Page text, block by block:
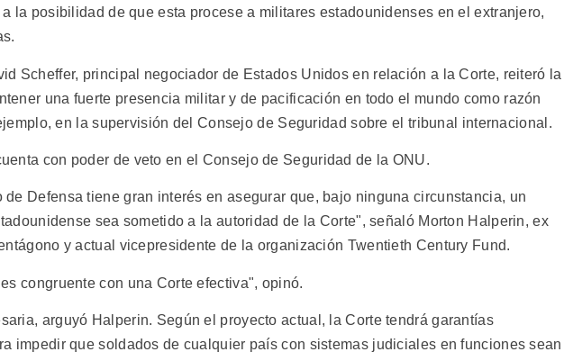
la posibilidad de que esta procese a militares estadounidenses en el extranjero,
Scheffer, principal negociador de Estados Unidos en relación a la Corte, reiteró la
una fuerte presencia militar y de pacificación en todo el mundo como razón
en la supervisión del Consejo de Seguridad sobre el tribunal internacional.
con poder de veto en el Consejo de Seguridad de la ONU.
de Defensa tiene gran interés en asegurar que, bajo ninguna circunstancia, un
sea sometido a la autoridad de la Corte", señaló Morton Halperin, ex
y actual vicepresidente de la organización Twentieth Century Fund.
congruente con una Corte efectiva", opinó.
arguyó Halperin. Según el proyecto actual, la Corte tendrá garantías
impedir que soldados de cualquier país con sistemas judiciales en funciones sean